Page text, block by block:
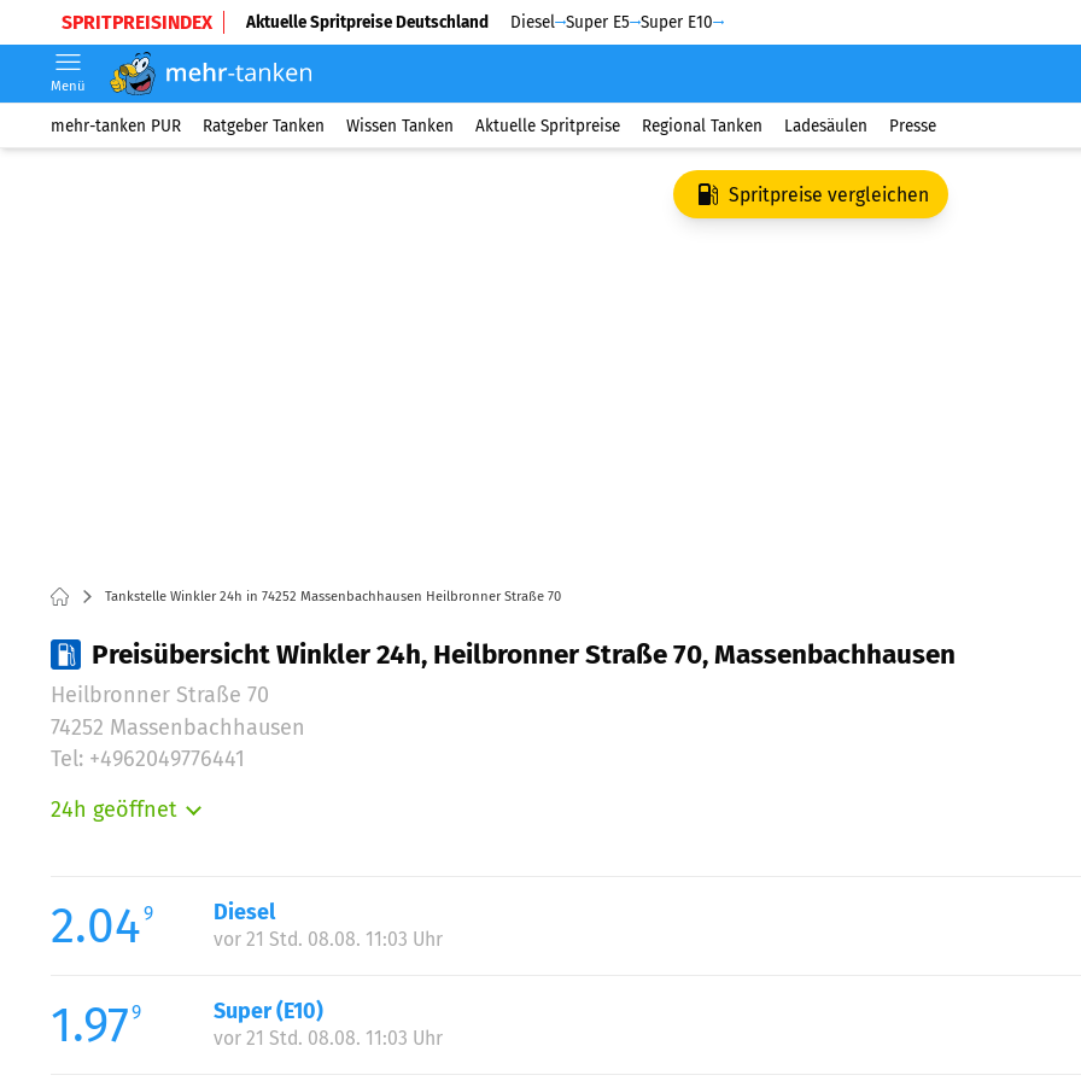
SPRITPREISINDEX Aktuelle Spritpreise Deutschland Diesel Super E5 Super E10
Menü
mehr-tanken PUR Ratgeber Tanken Wissen Tanken Aktuelle Spritpreise Regional Tanken Ladesäulen Presse
Spritpreise vergleichen
Tankstelle Winkler 24h in 74252 Massenbachhausen Heilbronner Straße 70
Preisübersicht Winkler 24h, Heilbronner Straße 70, Massenbachhausen
Heilbronner Straße 70
74252 Massenbachhausen
Tel: +4962049776441
24h geöffnet
Mittwoch:
Donnerstag:
Samstag:
Sonntag:
2.049 Diesel
vor 21 Std. 08.08. 11:03 Uhr
1.979 Super (E10)
vor 21 Std. 08.08. 11:03 Uhr